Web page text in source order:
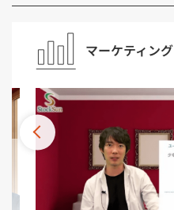
マーケティング